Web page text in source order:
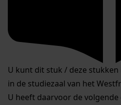
U kunt dit stuk / deze
in de studiezaal van het
U heeft daarvoor de volgende